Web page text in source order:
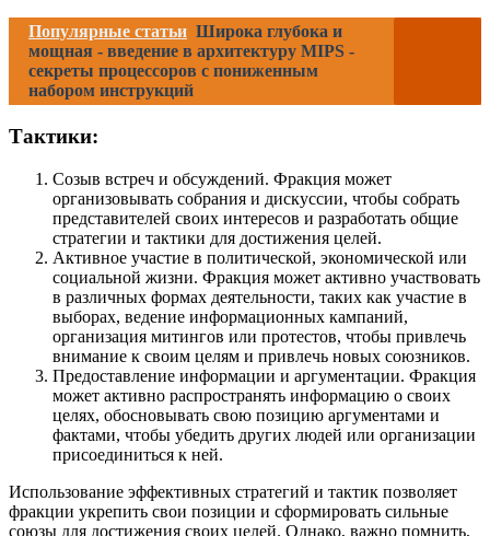
Популярные статьи Широка глубока и
мощная - введение в архитектуру MIPS -
секреты процессоров с пониженным
набором инструкций
Тактики:
Созыв встреч и обсуждений. Фракция может
организовывать собрания и дискуссии, чтобы собрать
представителей своих интересов и разработать общие
стратегии и тактики для достижения целей.
Активное участие в политической, экономической или
социальной жизни. Фракция может активно участвовать
в различных формах деятельности, таких как участие в
выборах, ведение информационных кампаний,
организация митингов или протестов, чтобы привлечь
внимание к своим целям и привлечь новых союзников.
Предоставление информации и аргументации. Фракция
может активно распространять информацию о своих
целях, обосновывать свою позицию аргументами и
фактами, чтобы убедить других людей или организации
присоединиться к ней.
Использование эффективных стратегий и тактик позволяет
фракции укрепить свои позиции и сформировать сильные
союзы для достижения своих целей. Однако, важно помнить,